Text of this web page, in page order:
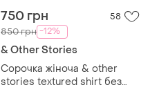
750 грн 58
850 грн -12%
& Other Stories
Сорочка жіноча & other
stories textured shirt без